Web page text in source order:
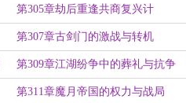
第305章劫后重逢共商复兴计
第307章古剑门的激战与转机
第309章江湖纷争中的葬礼与抗争
第311章魔月帝国的权力与战局